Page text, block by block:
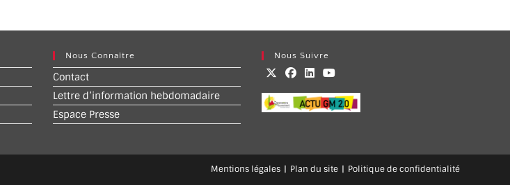
Nous Connaître
Contact
Lettre d’information hebdomadaire
Espace Presse
Nous Suivre
Mentions légales Plan du site Politique de confidentialité